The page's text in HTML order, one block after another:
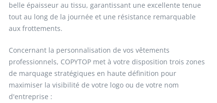
belle épaisseur au tissu, garantissant une excellente tenue
tout au long de la journée et une résistance remarquable
aux frottements.
Concernant la personnalisation de vos vêtements
professionnels, COPYTOP met à votre disposition trois zones
de marquage stratégiques en haute définition pour
maximiser la visibilité de votre logo ou de votre nom
d'entreprise :